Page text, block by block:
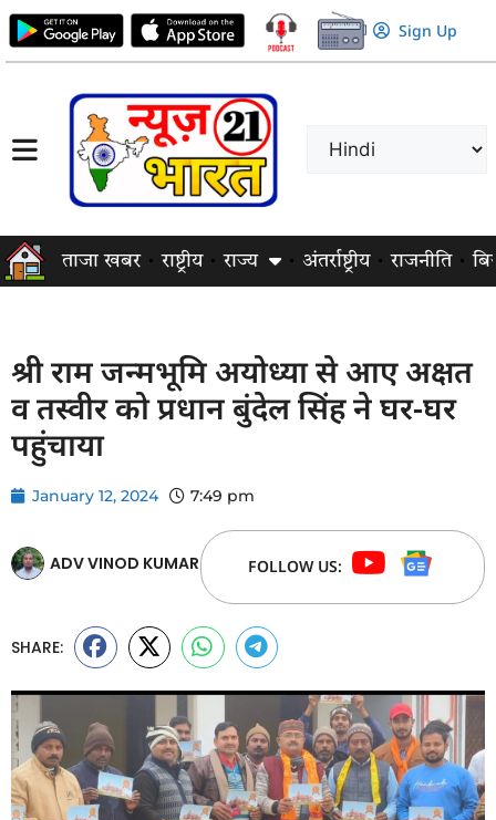
Sign Up
ताजा खबर राष्ट्रीय राज्य अंतर्राष्ट्रीय राजनीति
श्री राम जन्मभूमि अयोध्या से आए अक्षत
व तस्वीर को प्रधान बुंदेल सिंह ने घर-घर
पहुंचाया
January 12, 2024 7:49 pm
ADV VINOD KUMAR FOLLOW US:
SHARE: